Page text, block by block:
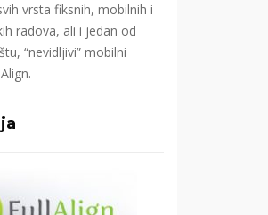
vrsta fiksnih, mobilnih i
radova, ali i jedan od
“nevidljivi” mobilni